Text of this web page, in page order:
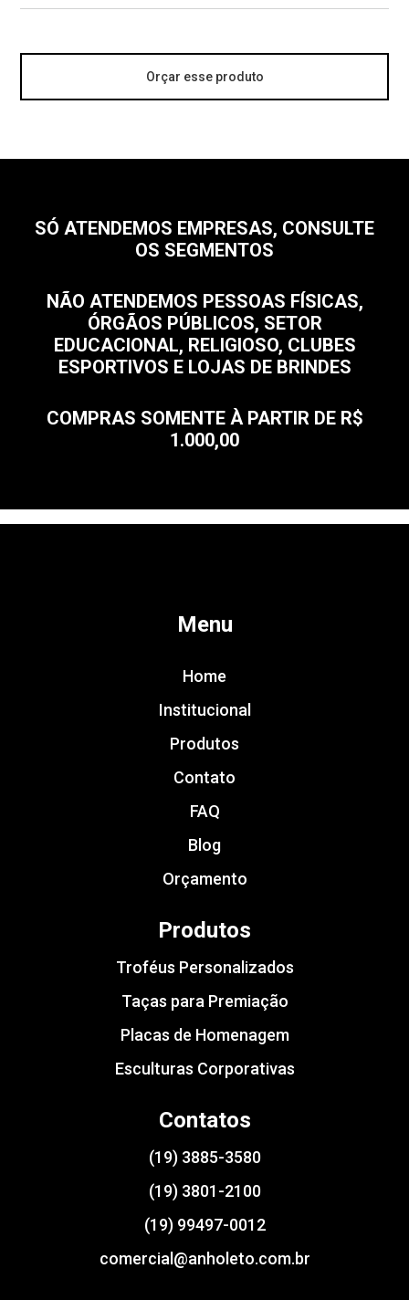
Orçar esse produto
SÓ ATENDEMOS EMPRESAS, CONSULTE
OS SEGMENTOS
NÃO ATENDEMOS PESSOAS FÍSICAS,
ÓRGÃOS PÚBLICOS, SETOR
EDUCACIONAL, RELIGIOSO, CLUBES
ESPORTIVOS E LOJAS DE BRINDES
COMPRAS SOMENTE À PARTIR DE R$
1.000,00
Menu
Home
Institucional
Produtos
Contato
FAQ
Blog
Orçamento
Produtos
Troféus Personalizados
Taças para Premiação
Placas de Homenagem
Esculturas Corporativas
Contatos
(19) 3885-3580
(19) 3801-2100
(19) 99497-0012
comercial@anholeto.com.br